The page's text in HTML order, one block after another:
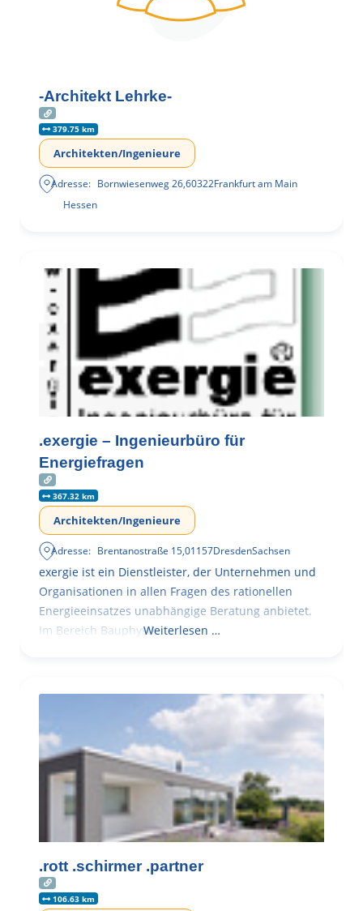
-Architekt Lehrke-
379.75 km
Architekten/Ingenieure
Adresse: Bornwiesenweg 26,60322Frankfurt am Main
Hessen
.exergie – Ingenieurbüro für
Energiefragen
367.32 km
Architekten/Ingenieure
Adresse: Brentanostraße 15,01157DresdenSachsen
exergie ist ein Dienstleister, der Unternehmen und
Organisationen in allen Fragen des rationellen
Energieeinsatzes unabhängige Beratung anbietet.
Im Bereich BauphysikWeiterlesen …
.rott .schirmer .partner
106.63 km